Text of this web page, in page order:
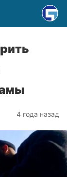
4 года назад